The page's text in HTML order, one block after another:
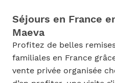
Séjours en France
Maeva
Profitez de belles
familiales en France
vente privée organisée